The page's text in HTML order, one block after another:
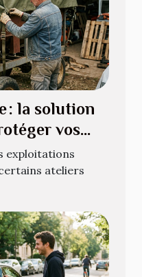
: la solution
vos
exploitations
ateliers